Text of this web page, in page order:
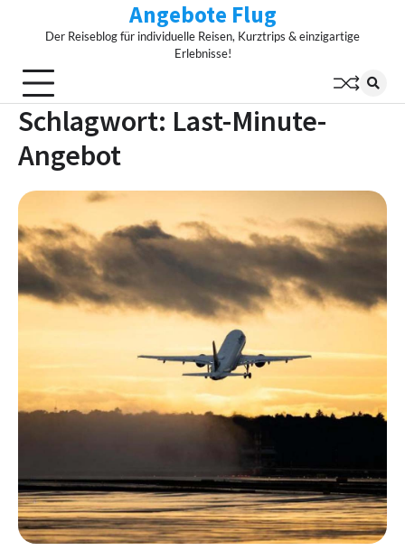
Angebote Flug
Der Reiseblog für individuelle Reisen, Kurztrips & einzigartige
Erlebnisse!
Schlagwort: Last-Minute-
Angebot